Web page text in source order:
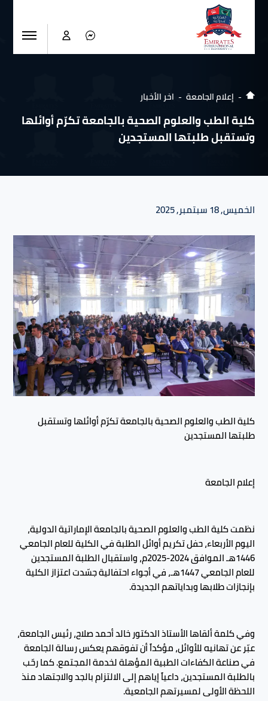
إعلام الجامعة اخر الأخبار
كلية الطب والعلوم الصحية بالجامعة تكرّم أوائلها
وتستقبل طلبتها المستجدين
الخميس, 18 سبتمبر, 2025
كلية الطب والعلوم الصحية بالجامعة تكرّم أوائلها وتستقبل
طلبتها المستجدين
إعلام الجامعة
نظمت كلية الطب والعلوم الصحية بالجامعة الإماراتية الدولية،
اليوم الأربعاء، حفل تكريم أوائل الطلبة في الكلية للعام الجامعي
1446هـ الموافق 2024-2025م، واستقبال الطلبة المستجدين
للعام الجامعي 1447هـ، في أجواء احتفالية جسّدت اعتزاز الكلية
بإنجازات طلابها وبداياتهم الجديدة.
وفي كلمة ألقاها الأستاذ الدكتور خالد أحمد صلاح، رئيس الجامعة،
عبّر عن تهانيه للأوائل، مؤكداً أن تفوقهم يعكس رسالة الجامعة
في صناعة الكفاءات الطبية المؤهلة لخدمة المجتمع. كما رحّب
بالطلبة المستجدين، داعياً إياهم إلى الالتزام بالجد والاجتهاد منذ
اللحظة الأولى لمسيرتهم الجامعية.